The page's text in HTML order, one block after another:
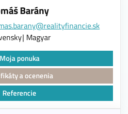
Barány
Magyar
Moja ponuka
a ocenenia
Referencie